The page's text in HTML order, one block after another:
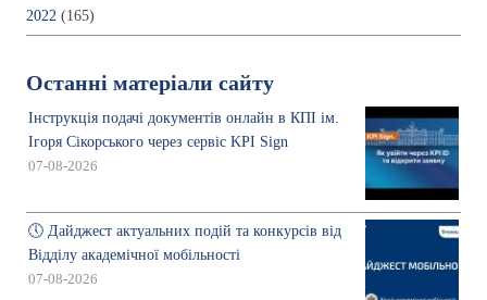
2022 (165)
Останні матеріали сайту
Інструкція подачі документів онлайн в КПІ ім.
Ігоря Сікорського через сервіс KPI Sign
07-08-2026
🕔 Дайджест актуальних подій та конкурсів від
Відділу академічної мобільності
07-08-2026